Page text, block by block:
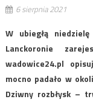
6 sierpnia 2021
W ubiegłą
Lanckoronie
wadowice24.pl
mocno padało w
Dziwny rozbłysk –